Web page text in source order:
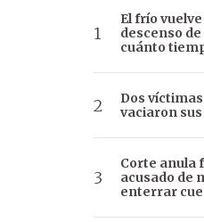
El frío
descenso de
cuánto
Dos
vaciaron
Corte anula
acusado de
enterrar